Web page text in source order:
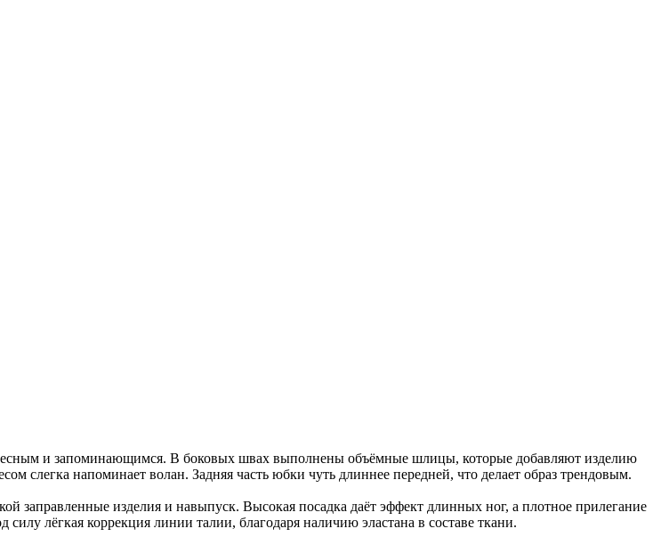
и запоминающимся. В боковых швах выполнены объёмные шлицы, которые добавляют изделию
слегка напоминает волан. Задняя часть юбки чуть длиннее передней, что делает образ трендовым.
заправленные изделия и навыпуск. Высокая посадка даёт эффект длинных ног, а плотное прилегание
лёгкая коррекция линии талии, благодаря наличию эластана в составе ткани.